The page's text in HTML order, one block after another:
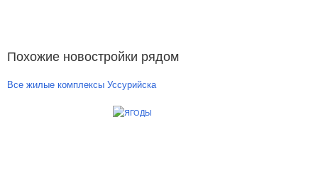
Похожие новостройки рядом
Все жилые комплексы Уссурийска